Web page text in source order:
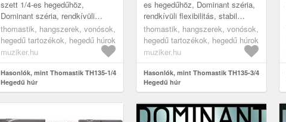
szett 1/4-es hegedűhöz,
Dominant széria, rendkívüli
flexibilitás, stabil hangolás
extrém körülmények között is,
gazdag, meleg...
thomastik, hangszerek, vonósok,
hegedű tartozékok, hegedű húrok
muziker.hu
Hasonlók, mint Thomastik TH135-1/4
Hegedű húr
es hegedűhöz, Dominant széria,
rendkívüli flexibilitás, stabil
hangolás extrém körülmények
között is, gazdag, meleg...
thomastik, hangszerek, vonósok,
hegedű tartozékok, hegedű húrok
muziker.hu
Hasonlók, mint Thomastik TH135-3/4
Hegedű húr